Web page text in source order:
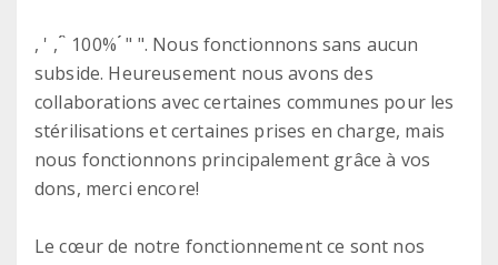
, ' , ́́ ̀ 100% ́́ " ". Nous fonctionnons sans aucun
subside. Heureusement nous avons des
collaborations avec certaines communes pour les
stérilisations et certaines prises en charge, mais
nous fonctionnons principalement grâce à vos
dons, merci encore!
Le cœur de notre fonctionnement ce sont nos